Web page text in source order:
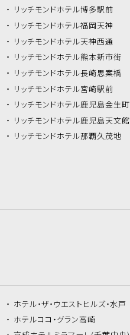
リッチモンドホテル博多駅前
リッチモンドホテル福岡天神
リッチモンドホテル天神西通
リッチモンドホテル熊本新市街
リッチモンドホテル長崎思案橋
リッチモンドホテル宮崎駅前
リッチモンドホテル鹿児島金生町
リッチモンドホテル鹿児島天文館
リッチモンドホテル那覇久茂地
ホテル・ザ・ ウエストヒルズ・水戸
ホテルココ・グラン高崎